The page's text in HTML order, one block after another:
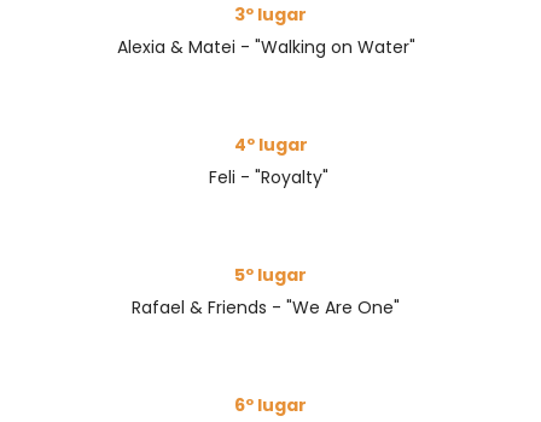
3º lugar
Alexia & Matei - "Walking on Water"
4º lugar
Feli - "Royalty"
5º lugar
Rafael & Friends - "We Are One"
6º lugar